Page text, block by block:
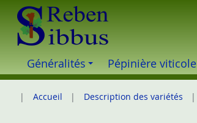
t
Généralités Pépinière viticole
Accueil Description des variétés